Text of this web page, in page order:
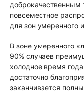
доброкачественным
повсеместное
для зон умеренного
В зоне умеренного
90% случаев
холодное время
достаточно
заканчивается